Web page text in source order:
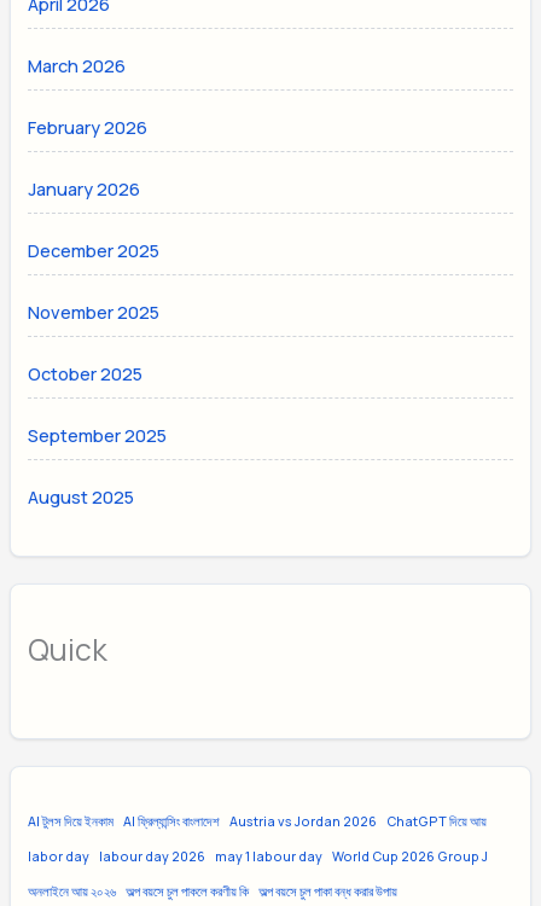
March 2026
February 2026
January 2026
December 2025
November 2025
October 2025
September 2025
August 2025
Quick
AI টুলস দিয়ে ইনকাম AI ফ্রিল্যান্সিং বাংলাদেশ Austria vs Jordan 2026 ChatGPT দিয়ে আয়
labor day labour day 2026 may 1 labour day World Cup 2026 Group J
অনলাইনে আয় ২০২৬ অল্প বয়সে চুল পাকলে করণীয় কি অল্প বয়সে চুল পাকা বন্ধ করার উপায়